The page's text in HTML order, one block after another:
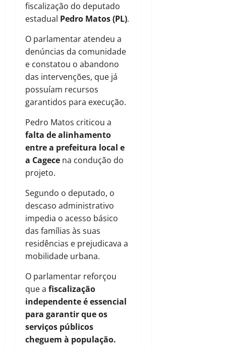
fiscalização do deputado
estadual Pedro Matos (PL).
O parlamentar atendeu a
denúncias da comunidade
e constatou o abandono
das intervenções, que já
possuíam recursos
garantidos para execução.
Pedro Matos criticou a
falta de alinhamento
entre a prefeitura local e
a Cagece na condução do
projeto.
Segundo o deputado, o
descaso administrativo
impedia o acesso básico
das famílias às suas
residências e prejudicava a
mobilidade urbana.
O parlamentar reforçou
que a fiscalização
independente é essencial
para garantir que os
serviços públicos
cheguem à população.